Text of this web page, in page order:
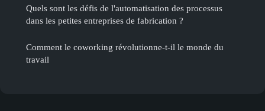
Quels sont les défis de l'automatisation des processus
dans les petites entreprises de fabrication ?
Comment le coworking révolutionne-t-il le monde du
travail